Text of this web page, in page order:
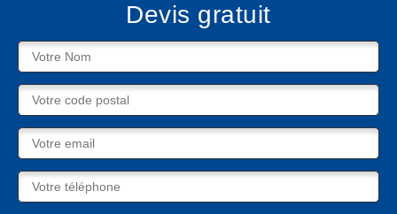
Devis gratuit